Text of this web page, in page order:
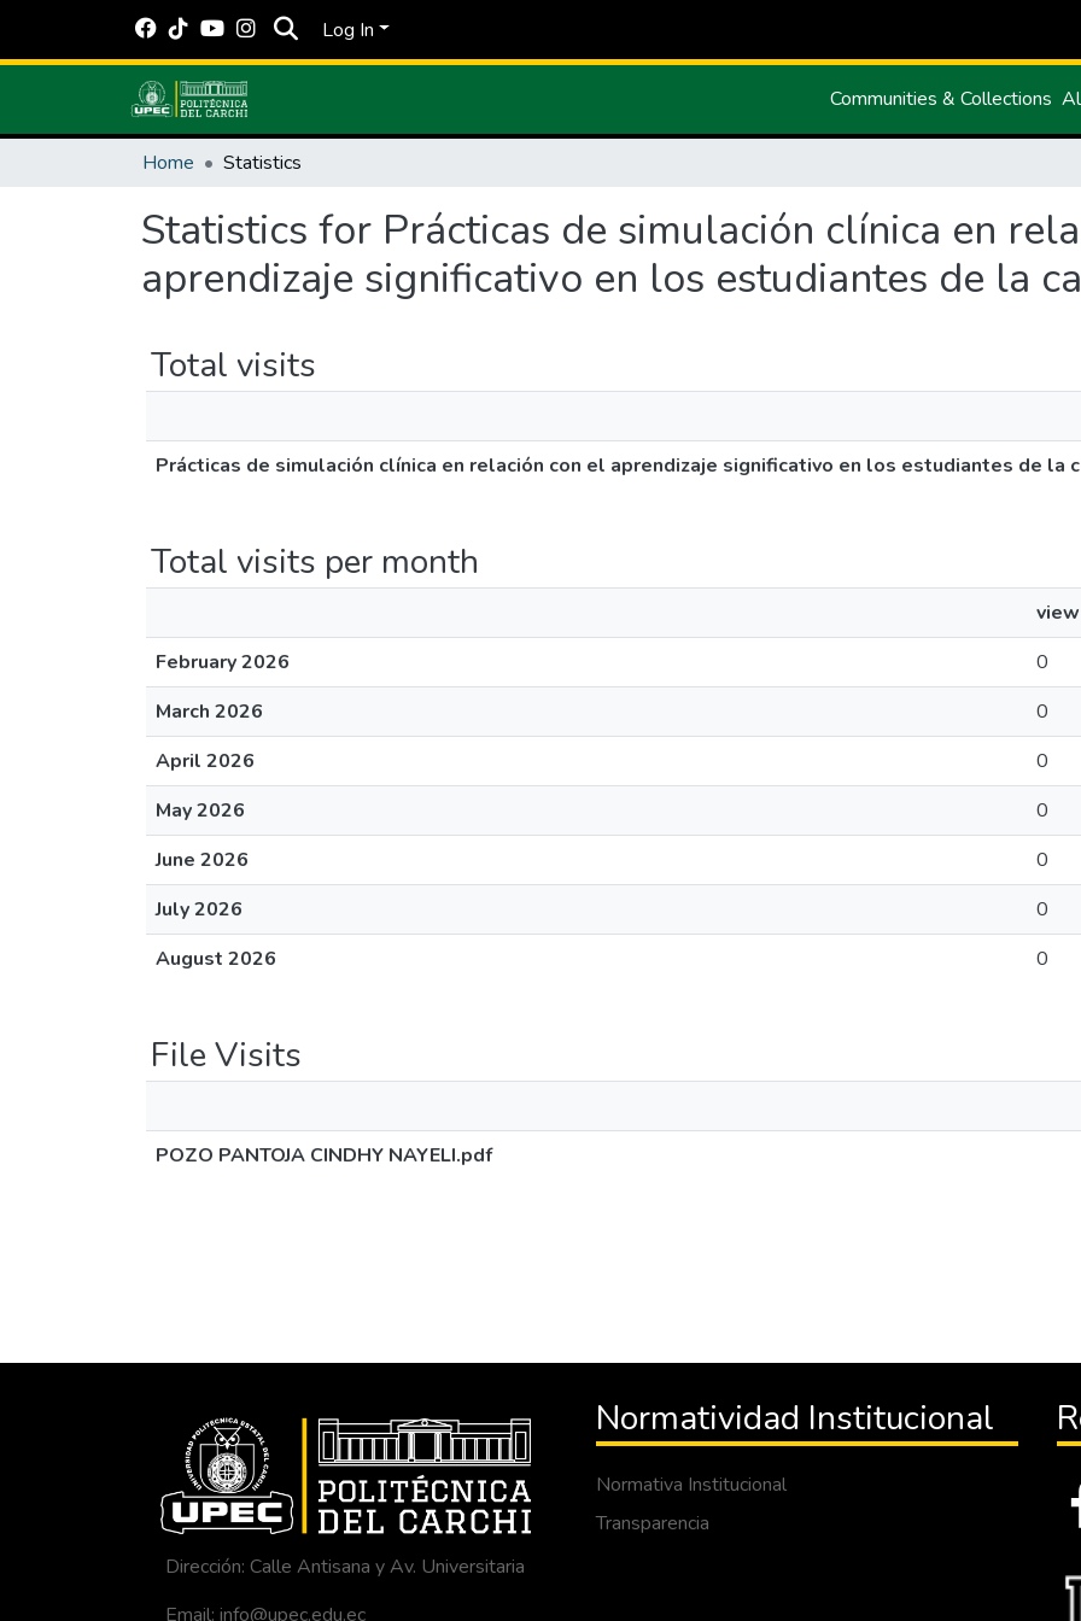
Log In
Communities & Collections
Home Statistics
Statistics for Prácticas de simulación clínica en
aprendizaje significativo en los estudiantes de la
Total visits
Prácticas de simulación clínica en relación con el aprendizaje significativo en los estudiantes de la
Total visits per month
February 2026
0
March 2026
0
April 2026
0
May 2026
0
June 2026
0
July 2026
0
August 2026
0
File Visits
POZO PANTOJA CINDHY NAYELI.pdf
Dirección: Calle Antisana y Av. Universitaria
Email: info@upec.edu.ec
Normatividad Institucional
Normativa Institucional
Transparencia